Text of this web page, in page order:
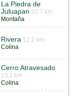
La Piedra de
Juluapan 10.7 km
Montaña
Rivera 12.1 km
Colina
Cerro Atravesado
13.1 km
Colina